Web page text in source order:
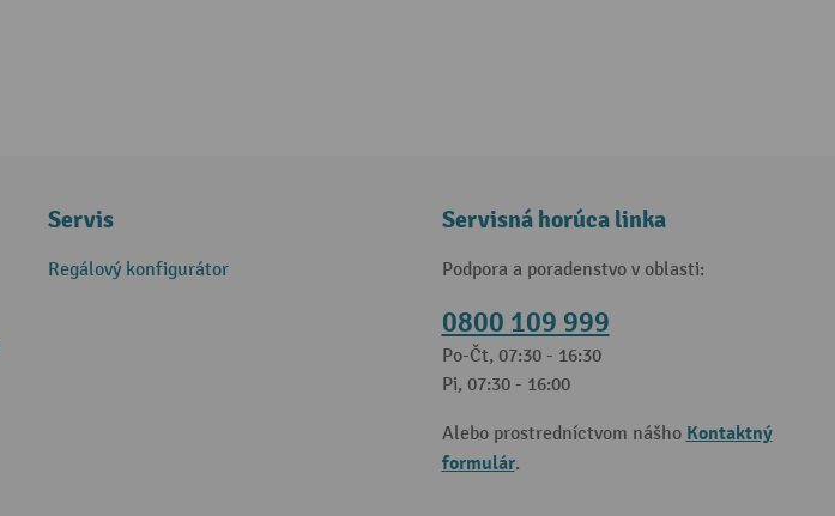
Servis
Regálový konfigurátor
Servisná horúca linka
Podpora a poradenstvo v oblasti:
0800 109 999
Po-Čt, 07:30 - 16:30
Pi, 07:30 - 16:00
Alebo prostredníctvom nášho Kontaktný
formulár.